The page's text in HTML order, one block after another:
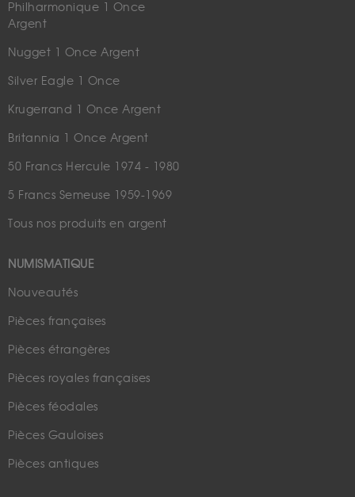
Philharmonique 1 Once
Argent
Nugget 1 Once Argent
Silver Eagle 1 Once
Krugerrand 1 Once Argent
Britannia 1 Once Argent
50 Francs Hercule 1974 - 1980
5 Francs Semeuse 1959-1969
Tous nos produits en argent
NUMISMATIQUE
Nouveautés
Pièces françaises
Pièces étrangères
Pièces royales françaises
Pièces féodales
Pièces Gauloises
Pièces antiques